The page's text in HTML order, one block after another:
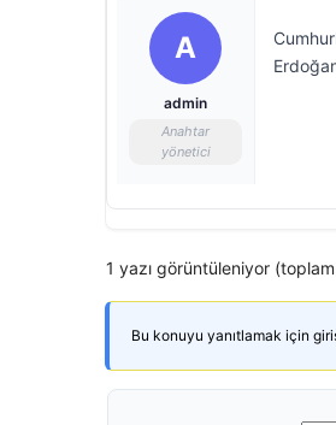
A
admin
Anahtar
yönetici
1 yazı görüntüleniyor
Bu konuyu yanıtlamak için